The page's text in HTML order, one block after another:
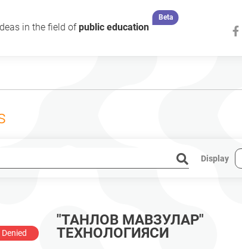
Ideas in the field ofpublic education
Beta
Display
Denied
"ТАНЛОВ МАВЗУЛАР"
ТЕХНОЛОГИЯСИ